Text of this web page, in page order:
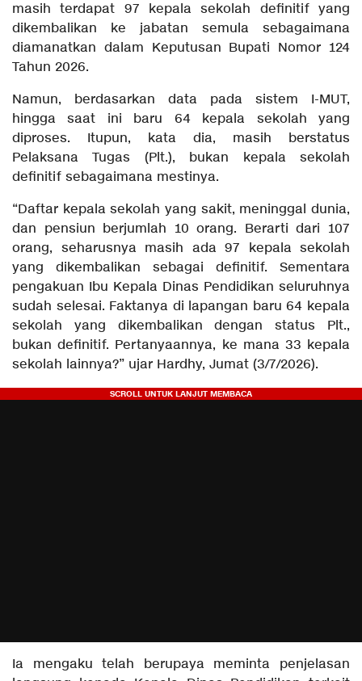
masih terdapat 97 kepala sekolah definitif yang
dikembalikan ke jabatan semula sebagaimana
diamanatkan dalam Keputusan Bupati Nomor 124
Tahun 2026.
Namun, berdasarkan data pada sistem I-MUT,
hingga saat ini baru 64 kepala sekolah yang
diproses. Itupun, kata dia, masih berstatus
Pelaksana Tugas (Plt.), bukan kepala sekolah
definitif sebagaimana mestinya.
“Daftar kepala sekolah yang sakit, meninggal dunia,
dan pensiun berjumlah 10 orang. Berarti dari 107
orang, seharusnya masih ada 97 kepala sekolah
yang dikembalikan sebagai definitif. Sementara
pengakuan Ibu Kepala Dinas Pendidikan seluruhnya
sudah selesai. Faktanya di lapangan baru 64 kepala
sekolah yang dikembalikan dengan status Plt.,
bukan definitif. Pertanyaannya, ke mana 33 kepala
sekolah lainnya?” ujar Hardhy, Jumat (3/7/2026).
Ia mengaku telah berupaya meminta penjelasan